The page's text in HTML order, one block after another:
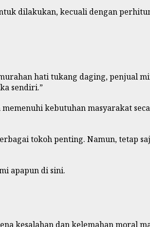
dilakukan, kecuali dengan
hati tukang daging, penjual
sendiri.”
kebutuhan masyarakat
tokoh penting. Namun, tetap
apapun di sini.
kesalahan dan kelemahan moral